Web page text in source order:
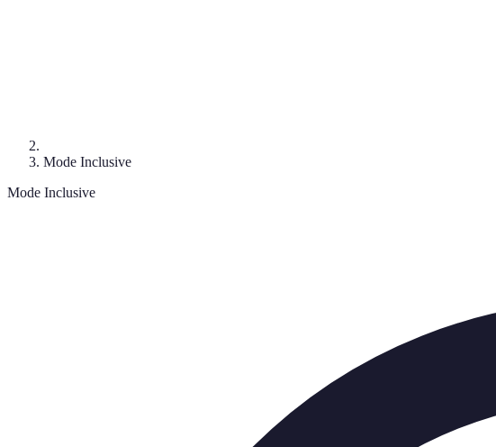
Mode Inclusive
Mode Inclusive